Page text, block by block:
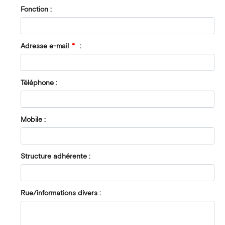
Fonction :
Adresse e-mail * :
Téléphone :
Mobile :
Structure adhérente :
Rue/informations divers :